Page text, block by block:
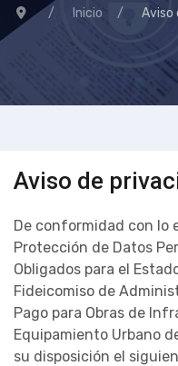
Inicio Aviso
Aviso de
De conformidad con lo
Protección de Datos
Obligados para el
Fideicomiso de
Pago para Obras de
Equipamiento Urbano
su disposición el